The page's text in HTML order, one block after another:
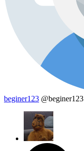
beginer123 @beginer123